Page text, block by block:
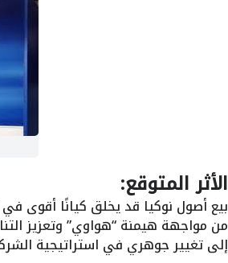
الأثر المتوقع:
بيع أصول نوكيا قد يخلق كيانًا أقوى
من مواجهة هيمنة “هواوي” وتعزيز
إلى تغيير جوهري في استراتيجية